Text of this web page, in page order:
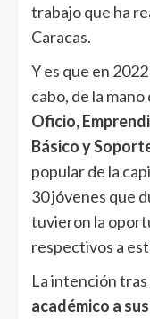
trabajo que ha
Caracas.
Y es que en
cabo, de la
Oficio,
Básico y
popular de la
30 jóvenes que
tuvieron la
respectivos a
La intención
académico a